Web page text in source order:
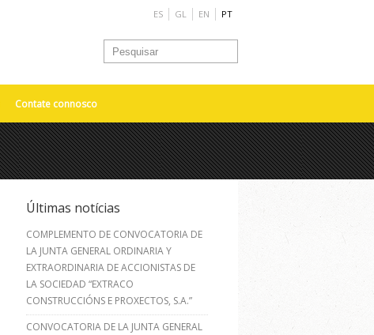
ES GL EN PT
Contate connosco
Últimas notícias
COMPLEMENTO DE CONVOCATORIA DE
LA JUNTA GENERAL ORDINARIA Y
EXTRAORDINARIA DE ACCIONISTAS DE
LA SOCIEDAD “EXTRACO
CONSTRUCCIÓNS E PROXECTOS, S.A.”
CONVOCATORIA DE LA JUNTA GENERAL